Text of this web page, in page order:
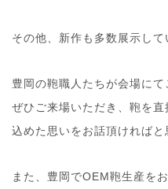
その他、新作も多数展示して
豊岡の鞄職人たちが会場にて
ぜひご来場いただき、鞄を
込めた思いをお話頂ければと
また、豊岡でOEM鞄生産を